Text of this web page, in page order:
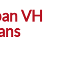
VH